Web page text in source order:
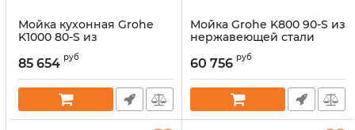
Мойка кухонная Grohe
K1000 80-S из
левая
Артикул: 14326609
85 654 руб
Мойка Grohe K800 90-S из
нержавеющей стали
Артикул: 14326660
60 756 руб